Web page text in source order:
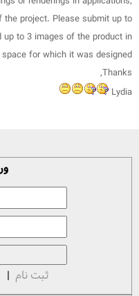
project. Please submit up to
to 3 images of the product in
for which it was designed.
Thanks,
Lydia
ثبت نام |